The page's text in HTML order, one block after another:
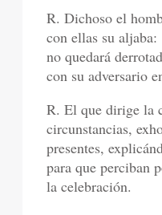
R. Dichoso el
con ellas su aljaba:
no quedará
con su adversario
R. El que dirige la
circunstancias,
presentes,
para que perciban
la celebración.